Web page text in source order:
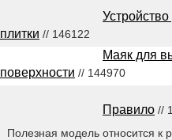
плитки // 146122
Маяк для
поверхности // 144970
Правило //
Полезная модель относится к